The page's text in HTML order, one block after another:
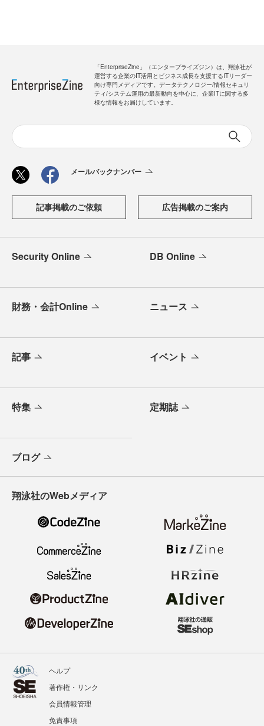
「EnterpriseZine」（エンタープライズジン）は、翔泳社が
運営する企業のIT活用とビジネス成長を支援するITリーダー
向け専門メディアです。データテクノロジー/情報セキュリ
ティ/システム運用の最新動向を中心に、企業ITに関する多
様な情報をお届けしています。
メールバックナンバー
記事掲載のご依頼 広告掲載のご案内
Security Online DB Online
財務・会計Online ニュース
記事 イベント
特集 定期誌
ブログ
翔泳社のWebメディア
ヘルプ
著作権・リンク
会員情報管理
免責事項